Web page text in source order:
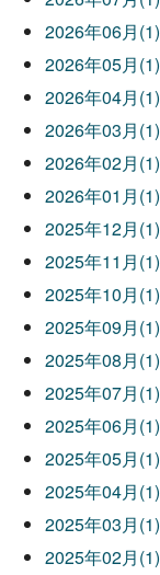
2026年06月(1)
2026年05月(1)
2026年04月(1)
2026年03月(1)
2026年02月(1)
2026年01月(1)
2025年12月(1)
2025年11月(1)
2025年10月(1)
2025年09月(1)
2025年08月(1)
2025年07月(1)
2025年06月(1)
2025年05月(1)
2025年04月(1)
2025年03月(1)
2025年02月(1)